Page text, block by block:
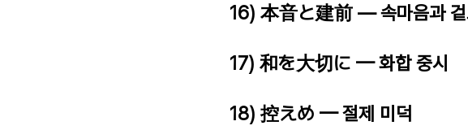
16) 本音と建前 — 속마음과 겉
17) 和を大切に — 화합 중시
18) 控えめ — 절제 미덕